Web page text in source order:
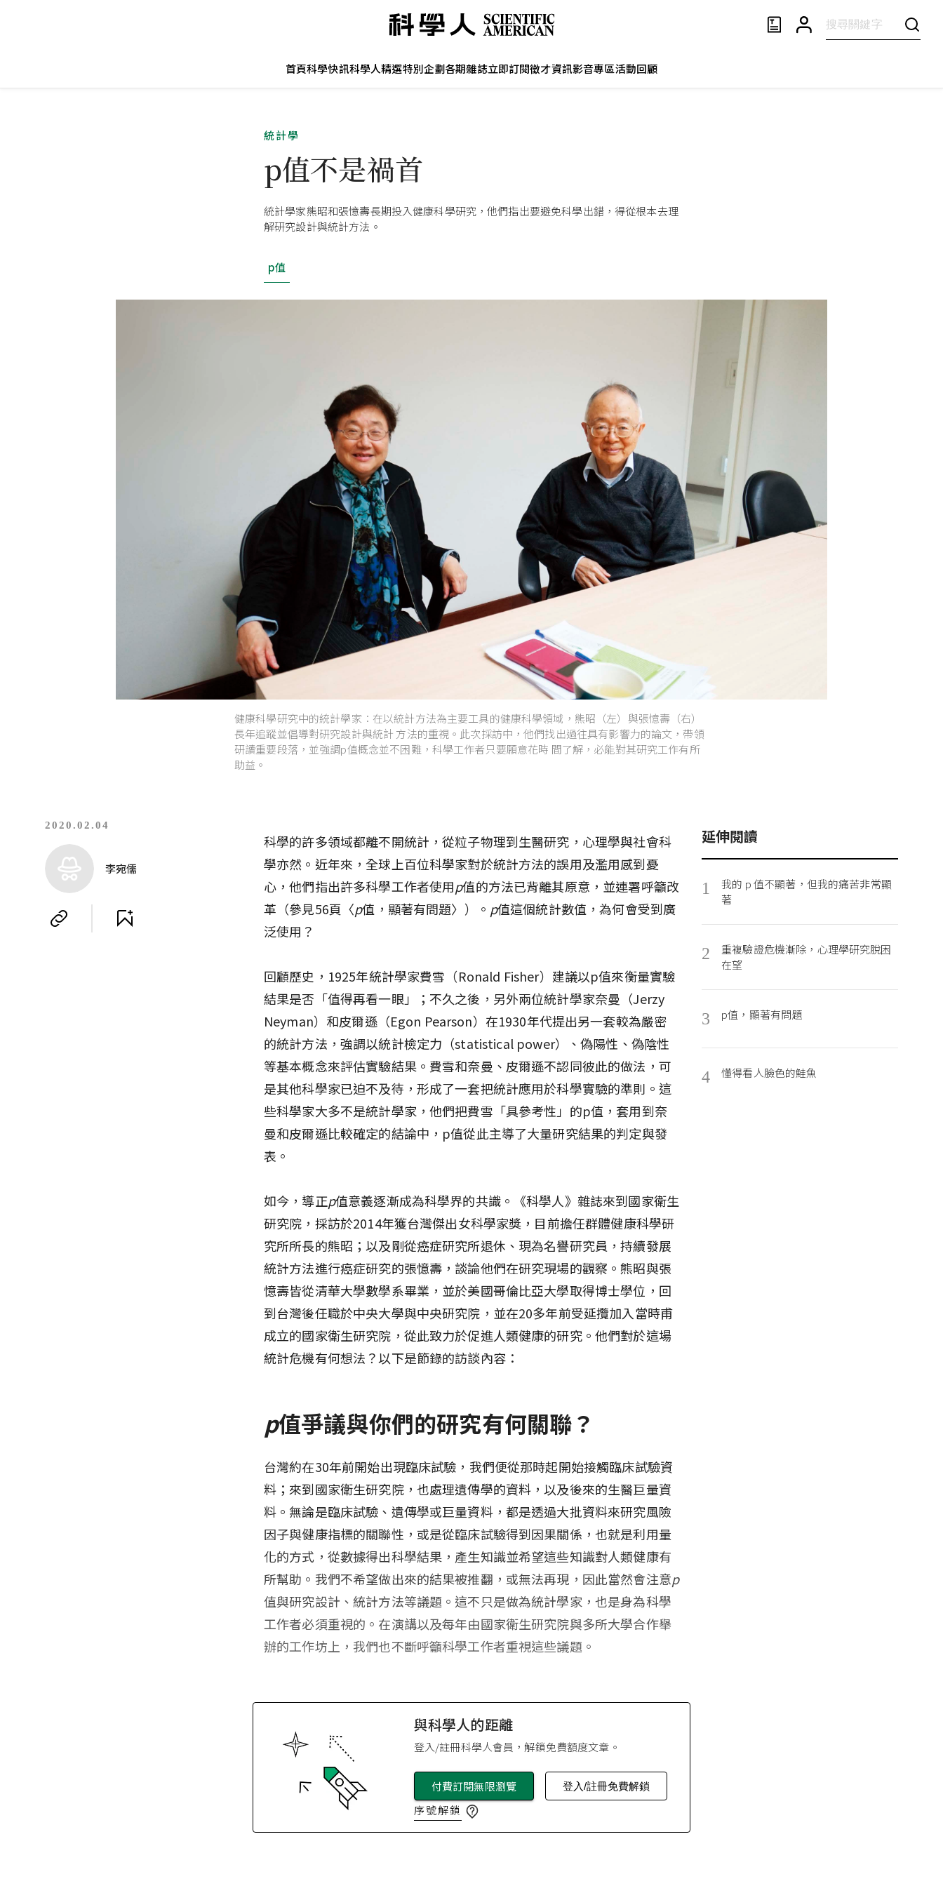
首頁科學快訊科學人精選特別企劃各期雜誌立即訂閱徵才資訊影音專區活動回顧
統計學
p值不是禍首
統計學家熊昭和張憶壽長期投入健康科學研究，他們指出要避免科學出錯，得從根本去理
解研究設計與統計方法。
p值
健康科學研究中的統計學家：在以統計方法為主要工具的健康科學領域，熊昭（左）與張憶壽（右）
長年追蹤並倡導對研究設計與統計 方法的重視。此次採訪中，他們找出過往具有影響力的論文，帶領
研讀重要段落，並強調p值概念並不困難，科學工作者只要願意花時 間了解，必能對其研究工作有所
助益。
2020.02.04
李宛儒
科學的許多領域都離不開統計，從粒子物理到生醫研究，心理學與社會科
學亦然。近年來，全球上百位科學家對於統計方法的誤用及濫用感到憂
心，他們指出許多科學工作者使用p值的方法已背離其原意，並連署呼籲改
革（參見56頁〈p值，顯著有問題〉）。 p值這個統計數值，為何會受到廣
泛使用？
回顧歷史，1925年統計學家費雪（Ronald Fisher）建議以p值來衡量實驗
結果是否「值得再看一眼」；不久之後，另外兩位統計學家奈曼（Jerzy
Neyman）和皮爾遜（Egon Pearson）在1930年代提出另一套較為嚴密
的統計方法，強調以統計檢定力（statistical power）、偽陽性、偽陰性
等基本概念來評估實驗結果。費雪和奈曼、皮爾遜不認同彼此的做法，可
是其他科學家已迫不及待，形成了一套把統計應用於科學實驗的準則。這
些科學家大多不是統計學家，他們把費雪「具參考性」的p值，套用到奈
曼和皮爾遜比較確定的結論中，p值從此主導了大量研究結果的判定與發
表。
如今，導正p值意義逐漸成為科學界的共識。《科學人》雜誌來到國家衛生
研究院，採訪於2014年獲台灣傑出女科學家獎，目前擔任群體健康科學研
究所所長的熊昭；以及剛從癌症研究所退休、現為名譽研究員，持續發展
統計方法進行癌症研究的張憶壽，談論他們在研究現場的觀察。熊昭與張
憶壽皆從清華大學數學系畢業，並於美國哥倫比亞大學取得博士學位，回
到台灣後任職於中央大學與中央研究院，並在20多年前受延攬加入當時甫
成立的國家衛生研究院，從此致力於促進人類健康的研究。他們對於這場
統計危機有何想法？以下是節錄的訪談內容：
p值爭議與你們的研究有何關聯？
台灣約在30年前開始出現臨床試驗，我們便從那時起開始接觸臨床試驗資
料；來到國家衛生研究院，也處理遺傳學的資料，以及後來的生醫巨量資
料。無論是臨床試驗、遺傳學或巨量資料，都是透過大批資料來研究風險
因子與健康指標的關聯性，或是從臨床試驗得到因果關係，也就是利用量
化的方式，從數據得出科學結果，產生知識並希望這些知識對人類健康有
所幫助。我們不希望做出來的結果被推翻，或無法再現，因此當然會注意p
值與研究設計、統計方法等議題。這不只是做為統計學家，也是身為科學
工作者必須重視的。在演講以及每年由國家衛生研究院與多所大學合作舉
辦的工作坊上，我們也不斷呼籲科學工作者重視這些議題。
延伸閱讀
1
我的 p 值不顯著，但我的痛苦非常顯
著
2
重複驗證危機漸除，心理學研究脫困
在望
3 p值，顯著有問題
4 懂得看人臉色的鮭魚
與科學人的距離
登入/註冊科學人會員，解鎖免費額度文章。
付費訂閱無限瀏覽 登入/註冊免費解鎖
序號解鎖